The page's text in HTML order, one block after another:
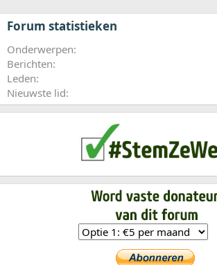
Forum statistieken
Onderwerpen
Berichten
Leden
Nieuwste lid